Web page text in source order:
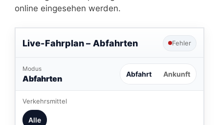
online eingesehen werden.
Live-Fahrplan – Abfahrten Fehler
Modus
Abfahrten Abfahrt Ankunft
Verkehrsmittel
Alle